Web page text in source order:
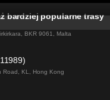
Pociąg Dublin - Galway
Pociąg Rzym - Neapol
bardziej popularne trasy
BKR 9061, Malta
Road, KL, Hong Kong